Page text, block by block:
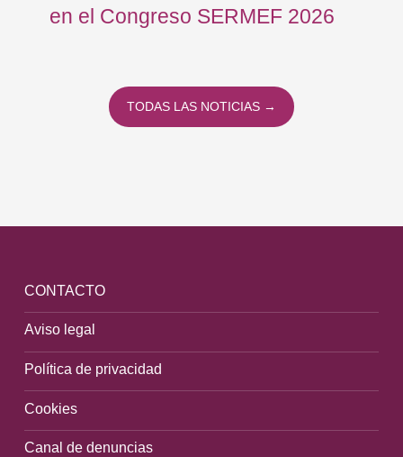
en el Congreso SERMEF 2026
TODAS LAS NOTICIAS →
CONTACTO
Aviso legal
Política de privacidad
Cookies
Canal de denuncias